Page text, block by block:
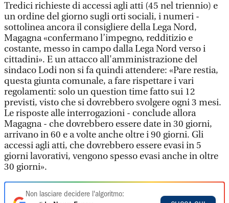
Tredici richieste di accessi agli atti (45 nel triennio) e
un ordine del giorno sugli orti sociali, i numeri -
sottolinea ancora il consigliere della Lega Nord,
Magagna «confermano l’impegno, redditizio e
costante, messo in campo dalla Lega Nord verso i
cittadini». E un attacco all'amministrazione del
sindaco Lodi non si fa quindi attendere: «Pare restia,
questa giunta comunale, a fare rispettare i vari
regolamenti: solo un question time fatto sui 12
previsti, visto che si dovrebbero svolgere ogni 3 mesi.
Le risposte alle interrogazioni - conclude allora
Magagna - che dovrebbero essere date in 30 giorni,
arrivano in 60 e a volte anche oltre i 90 giorni. Gli
accessi agli atti, che dovrebbero essere evasi in 5
giorni lavorativi, vengono spesso evasi anche in oltre
30 giorni».
Non lasciare decidere l'algoritmo: